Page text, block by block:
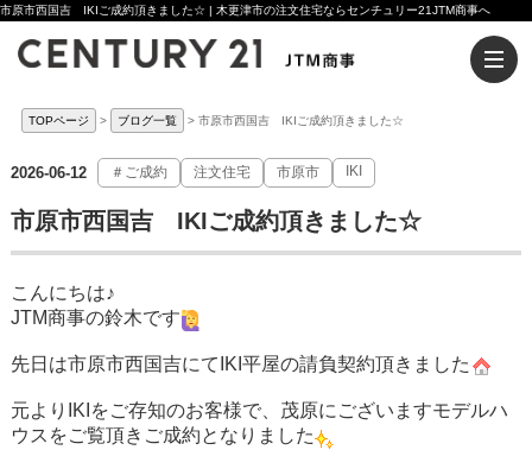
市原市西国吉 IKIご成約頂きました☆ | 木更津市の注文住宅ならセンチュリー21JTM商事へ
TOPページ ブログ一覧 市原市西国吉 IKIご成約頂きました☆
2026-06-12 ＃ご成約 注文住宅 市原市 IKI
市原市西国吉 IKIご成約頂きました☆
こんにちは♪
JTM商事の鈴木です
先日は市原市西国吉にてIKI平屋の請負契約頂きました
元よりIKIをご存知のお客様で、茂原にございますモデルハ
ウスをご覧頂きご成約となりました